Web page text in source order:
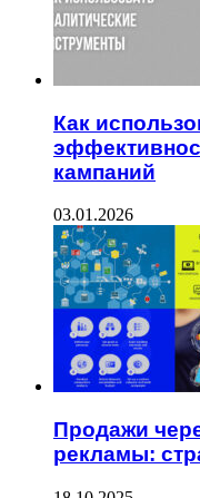
Как
кампаний
03.01.2026
Продажи
рекламы: